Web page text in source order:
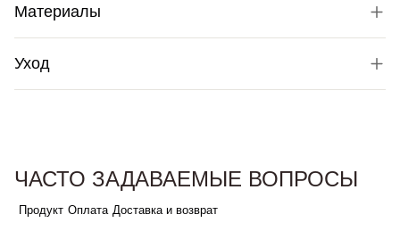
Материалы
Уход
ЧАСТО ЗАДАВАЕМЫЕ ВОПРОСЫ
Продукт Оплата Доставка и возврат